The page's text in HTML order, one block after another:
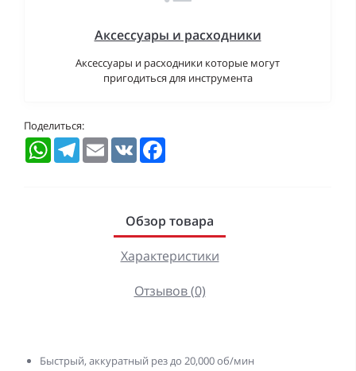
Аксессуары и расходники
Аксессуары и расходники которые могут
пригодиться для инструмента
Поделиться:
WhatsAppTelegramEmail VK
Обзор товара
Характеристики
Отзывов (0)
Быстрый, аккуратный рез до 20,000 об/мин